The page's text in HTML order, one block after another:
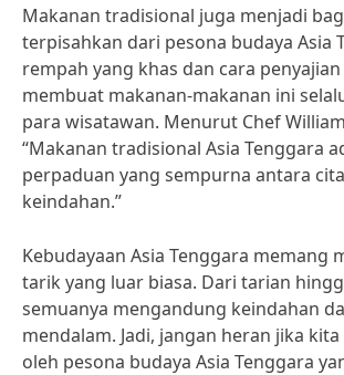
Makanan tradisional juga menjadi
terpisahkan dari pesona budaya Asia
rempah yang khas dan cara
membuat makanan-makanan ini
para wisatawan. Menurut Chef
“Makanan tradisional Asia Tenggara
perpaduan yang sempurna antara
keindahan.”
Kebudayaan Asia Tenggara memang
tarik yang luar biasa. Dari tarian
semuanya mengandung keindahan
mendalam. Jadi, jangan heran jika
oleh pesona budaya Asia Tenggara